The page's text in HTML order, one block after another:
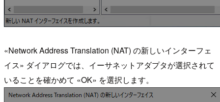
«Network Address Translation (NAT) の新しいインターフェ
イス» ダイアログでは、イーサネットアダプタが選択されて
いることを確かめて «OK» を選択します。